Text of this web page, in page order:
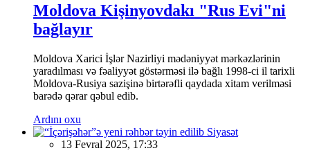
Moldova Kişinyovdakı "Rus Evi"ni
bağlayır
Moldova Xarici İşlər Nazirliyi mədəniyyət mərkəzlərinin
yaradılması və fəaliyyət göstərməsi ilə bağlı 1998-ci il tarixli
Moldova-Rusiya sazişinə birtərəfli qaydada xitam verilməsi
barədə qərar qəbul edib.
Ardını oxu
Siyasət
13 Fevral 2025, 17:33